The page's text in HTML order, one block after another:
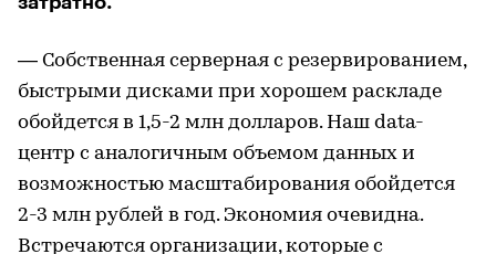
— Собственная серверная с резервированием,
быстрыми дисками при хорошем раскладе
обойдется в 1,5-2 млн долларов. Наш data-
центр с аналогичным объемом данных и
возможностью масштабирования обойдется
2-3 млн рублей в год. Экономия очевидна.
Встречаются организации, которые с